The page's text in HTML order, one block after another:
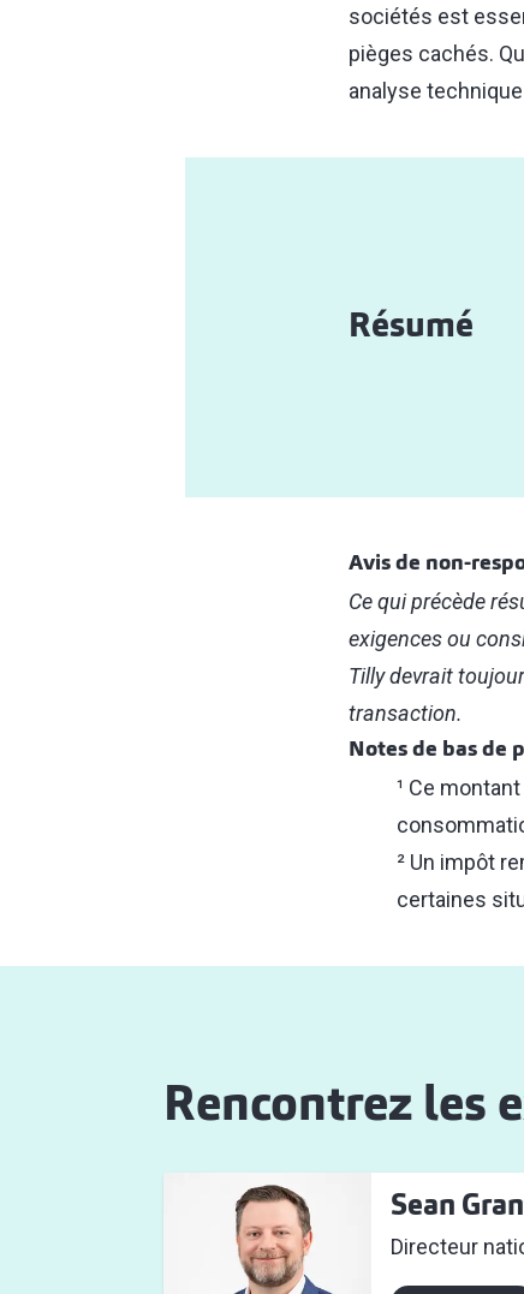
sociétés est
pièges cachés.
analyse
Résumé
Avis de non-
Ce qui précède
exigences ou
Tilly devrait
transaction.
Notes de bas de
¹ Ce
² Un impôt
certaines
Rencontrez les
Sean
Directeur